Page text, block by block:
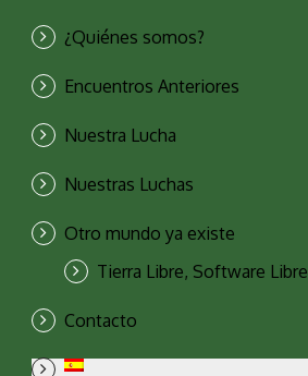
¿Quiénes somos?
Encuentros Anteriores
Nuestra Lucha
Nuestras Luchas
Otro mundo ya existe
Tierra Libre, Software Libre
Contacto